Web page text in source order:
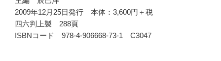
2009年12月25日発行 本体：3,600円＋税
四六判上製 288頁
ISBNコード 978-4-906668-73-1 C3047